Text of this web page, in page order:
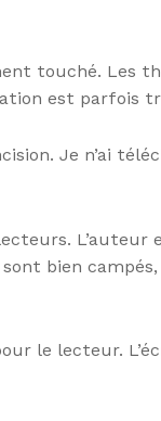
touché. Les
est parfois
Je n’ai
L’auteur
bien
le lecteur.